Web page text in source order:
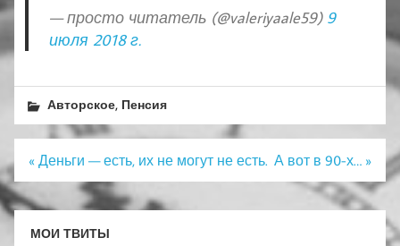
— просто читатель (@valeriyaale59) 9
июля 2018 г.
Авторское, Пенсия
Навигация
по
записям
« Деньги — есть, их не могут не есть. А вот в 90-х… »
МОИ ТВИТЫ